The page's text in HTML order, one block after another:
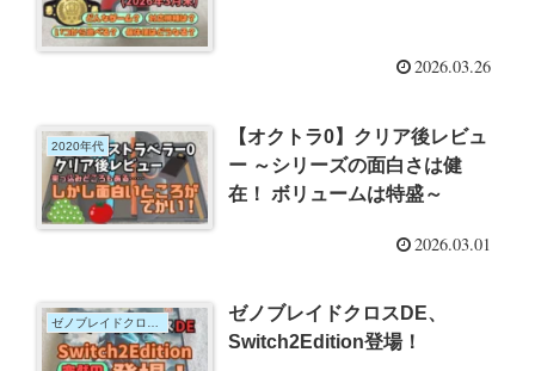
2026.03.26
2020年代
【オクトラ0】クリア後レビュ
ー ～シリーズの面白さは健
在！ ボリュームは特盛～
2026.03.01
ゼノブレイドクロスDE
ゼノブレイドクロスDE、
Switch2Edition登場！